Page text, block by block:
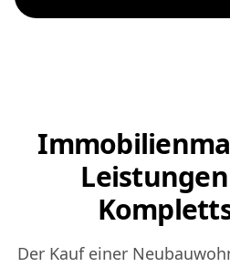
Der Kauf einer